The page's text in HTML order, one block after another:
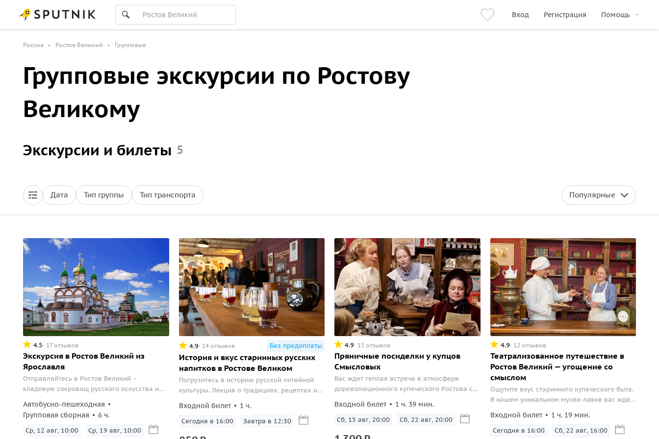
Вход Регистрация Помощь
Россия Ростов Великий Групповые
Групповые экскурсии по Ростову
Великому
Экскурсии и билеты 5
Дата Тип группы Тип транспорта Популярные
4.5 17 отзывов
Экскурсия в Ростов Великий из
Ярославля
Отправляйтесь в Ростов Великий –
кладовую сокровищ русского искусства и
Автобусно-пешеходная
Групповая сборная
6 ч.
Ср, 12 авг, 10:00 Ср, 19 авг, 10:00
4.9 14 отзывов Без предоплаты
История и вкус старинных русских
напитков в Ростове Великом
Погрузитесь в историю русской питейной
культуры. Лекция о традициях, рецептах и
напитков (алкогольных или безалкогольных
на выбор).
Входной билет 1 ч.
Сегодня в 16:00 Завтра в 12:30
4.9 15 отзывов
Пряничные посиделки у купцов
Смысловых
Вас ждет теплая встреча в атмосфере
дореволюционного купеческого Ростова с
историями и традиционными угощениями.
Что может быть лучше, чем собраться в
Входной билет 1 ч. 39 мин.
Сб, 15 авг, 20:00 Сб, 22 авг, 20:00
4.9 12 отзывов
Театрализованное путешествие в
Ростов Великий — угощение со
смыслом
Ощутите вкус старинного купеческого быта.
В нашем уникальном музее-лавке вас ждёт
погружение в эпоху: Встреча с купцом
первой гильдии Александром
Входной билет 1 ч. 19 мин.
Сегодня в 16:00 Сб, 22 авг, 16:00